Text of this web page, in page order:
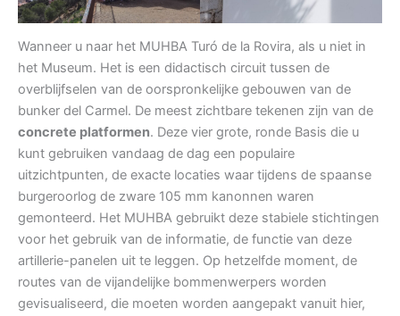
Wanneer u naar het MUHBA Turó de la Rovira, als u niet in
het Museum. Het is een didactisch circuit tussen de
overblijfselen van de oorspronkelijke gebouwen van de
bunker del Carmel. De meest zichtbare tekenen zijn van de
concrete platformen. Deze vier grote, ronde Basis die u
kunt gebruiken vandaag de dag een populaire
uitzichtpunten, de exacte locaties waar tijdens de spaanse
burgeroorlog de zware 105 mm kanonnen waren
gemonteerd. Het MUHBA gebruikt deze stabiele stichtingen
voor het gebruik van de informatie, de functie van deze
artillerie-panelen uit te leggen. Op hetzelfde moment, de
routes van de vijandelijke bommenwerpers worden
gevisualiseerd, die moeten worden aangepakt vanuit hier,